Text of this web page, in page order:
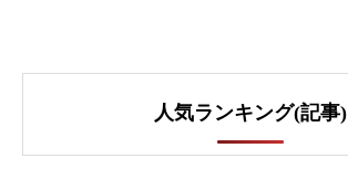
人気ランキング(記事)